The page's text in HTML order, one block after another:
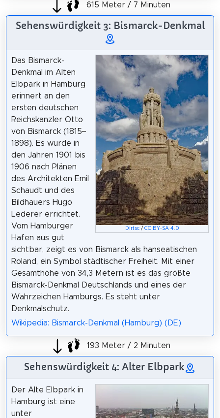
615 Meter / 7 Minuten
Sehenswürdigkeit 3: Bismarck-Denkmal
Dirtsc/ CC BY-SA 4.0
Das Bismarck-
Denkmal im Alten
Elbpark in Hamburg
erinnert an den
ersten deutschen
Reichskanzler Otto
von Bismarck (1815–
1898). Es wurde in
den Jahren 1901 bis
1906 nach Plänen
des Architekten Emil
Schaudt und des
Bildhauers Hugo
Lederer errichtet.
Vom Hamburger
Hafen aus gut
sichtbar, zeigt es von Bismarck als hanseatischen
Roland, ein Symbol städtischer Freiheit. Mit einer
Gesamthöhe von 34,3 Metern ist es das größte
Bismarck-Denkmal Deutschlands und eines der
Wahrzeichen Hamburgs. Es steht unter
Denkmalschutz.
Wikipedia: Bismarck-Denkmal (Hamburg) (DE)
193 Meter / 2 Minuten
Sehenswürdigkeit 4: Alter Elbpark
Der Alte Elbpark in
Hamburg ist eine
unter